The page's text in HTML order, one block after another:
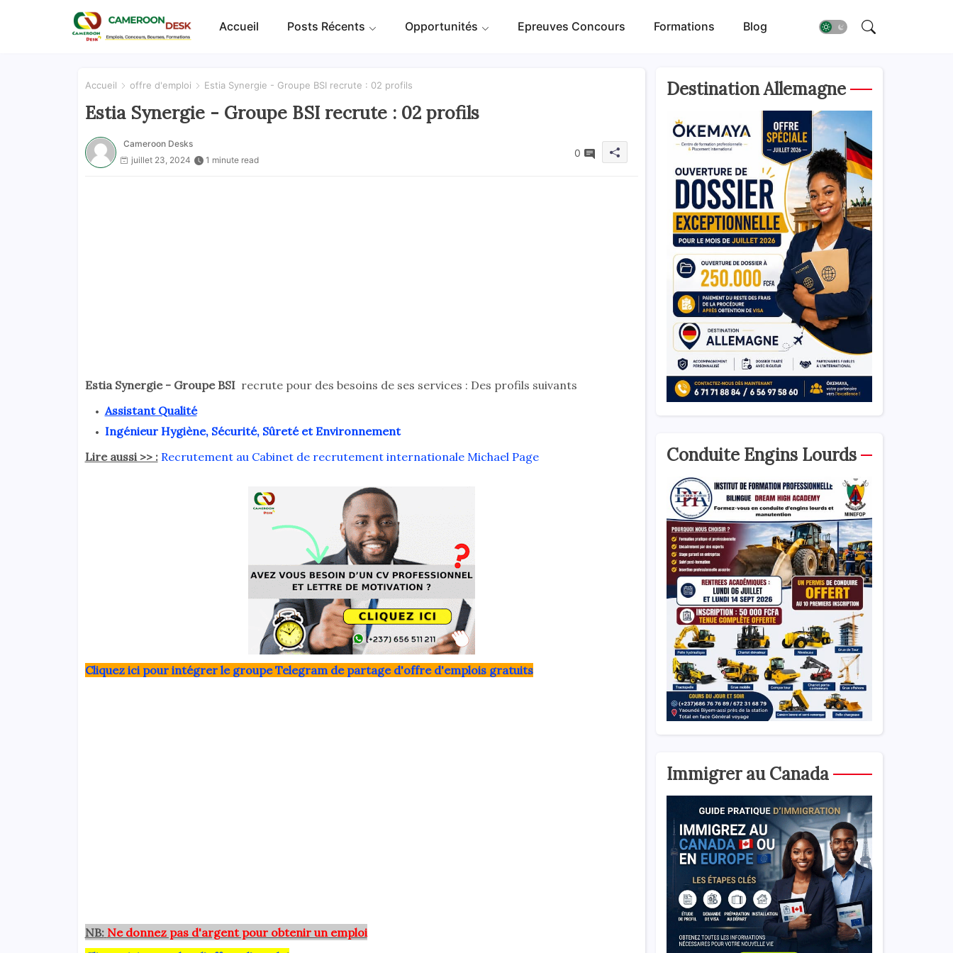
Accueil Posts Récents Opportunités Epreuves Concours Formations Blog
Accueil offre d'emploi Estia Synergie - Groupe BSI recrute : 02 profils
Estia Synergie - Groupe BSI recrute : 02 profils
Cameroon Desks
juillet 23, 2024
1 minute read
0
Estia Synergie - Groupe BSI recrute pour des besoins de ses services : Des profils suivants
Assistant Qualité
Ingénieur Hygiène, Sécurité, Sûreté et Environnement
Lire aussi >> : Recrutement au Cabinet de recrutement internationale Michael Page
Cliquez ici pour intégrer le groupe Telegram de partage d'offre d'emplois gratuits
NB: Ne donnez pas d'argent pour obtenir un emploi
Destination Allemagne
Conduite Engins Lourds
Immigrer au Canada